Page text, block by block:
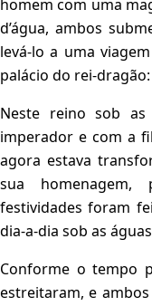
homem com uma
d’água, ambos
levá-lo a uma
palácio do rei-
Neste reino sob
imperador e com a
agora estava
sua
festividades foram
dia-a-dia sob as
Conforme o tempo
estreitaram, e